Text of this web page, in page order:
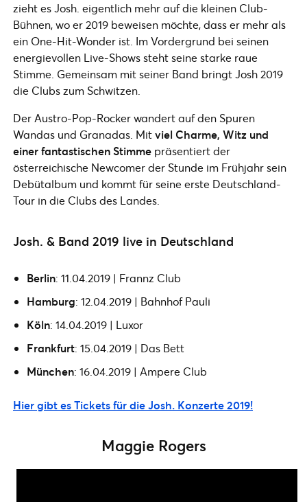
zieht es Josh. eigentlich mehr auf die kleinen Club-
Bühnen, wo er 2019 beweisen möchte, dass er mehr als
ein One-Hit-Wonder ist. Im Vordergrund bei seinen
energievollen Live-Shows steht seine starke raue
Stimme. Gemeinsam mit seiner Band bringt Josh 2019
die Clubs zum Schwitzen.
Der Austro-Pop-Rocker wandert auf den Spuren
Wandas und Granadas. Mitviel Charme, Witz und
einer fantastischen Stimme präsentiert der
österreichische Newcomer der Stunde im Frühjahr sein
Debütalbum und kommt für seine erste Deutschland-
Tour in die Clubs des Landes.
Josh. & Band 2019 live in Deutschland
Berlin: 11.04.2019 | Frannz Club
Hamburg: 12.04.2019 | Bahnhof Pauli
Köln: 14.04.2019 | Luxor
Frankfurt: 15.04.2019 | Das Bett
München: 16.04.2019 | Ampere Club
Hier gibt es Tickets für die Josh. Konzerte 2019!
Maggie Rogers